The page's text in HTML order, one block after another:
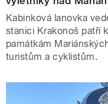
Kabinková lanovka
stanici Krakonoš patří
památkám
turistům a cyklistům.